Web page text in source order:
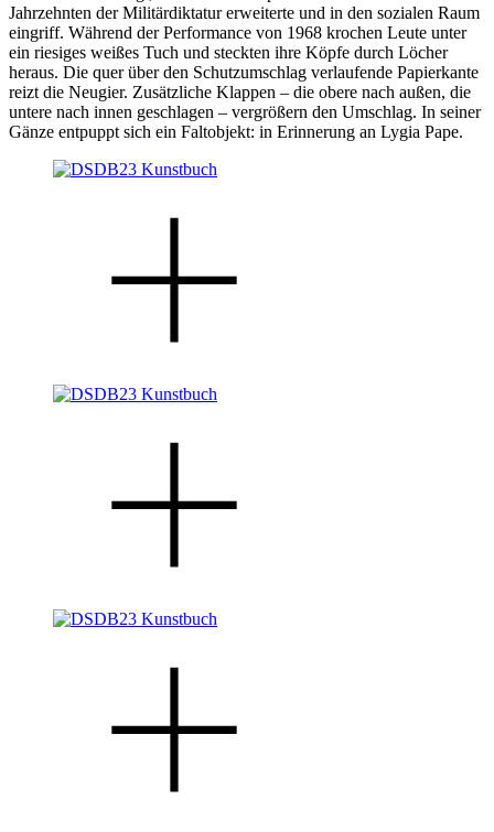
Jahrzehnten der Militärdiktatur erweiterte und in den sozialen Raum
eingriff. Während der Performance von 1968 krochen Leute unter
ein riesiges weißes Tuch und steckten ihre Köpfe durch Löcher
heraus. Die quer über den Schutzumschlag verlaufende Papierkante
reizt die Neugier. Zusätzliche Klappen – die obere nach außen, die
untere nach innen geschlagen – vergrößern den Umschlag. In seiner
Gänze entpuppt sich ein Faltobjekt: in Erinnerung an Lygia Pape.